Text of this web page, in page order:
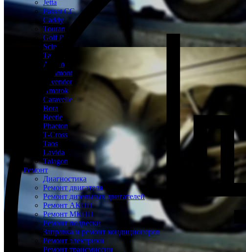
Jetta
Passat CC
Caddy
Touran
Golf Plus
Scirocco
Tayron
Arteon
Teramont
Tavendor
Amarok
Caravelle
Bora
Beetle
Phaeton
T-Cross
Taos
Lavida
Talagon
Ремонт
Диагностика
Ремонт двигателя
Ремонт дизельных двигателей
Ремонт АКПП
Ремонт МКПП
Ремонт подвески
Заправка и ремонт кондиционеров
Ремонт электрики
Ремонт трансмиссии